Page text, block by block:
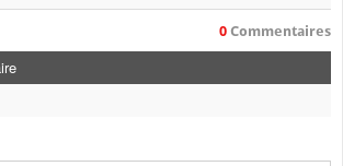
0 Commentaires